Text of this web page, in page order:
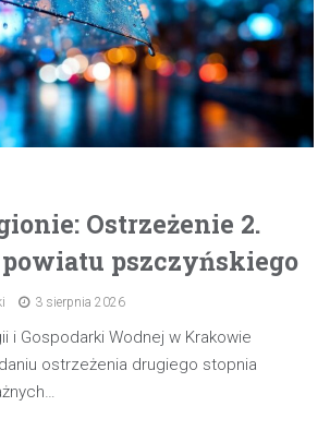
Ostrzeżenie 2.
pszczyńskiego
3 sierpnia 2026
i Gospodarki Wodnej w Krakowie
ostrzeżenia drugiego stopnia